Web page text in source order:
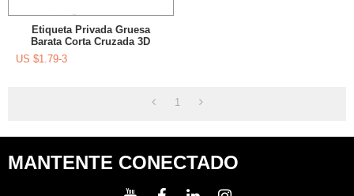
Etiqueta Privada Gruesa
Barata Corta Cruzada 3D
Pestañas Visón Pestañas
Etiqueta Privada Y Embalaje
US $1.79-3
1
MANTENTE CONECTADO